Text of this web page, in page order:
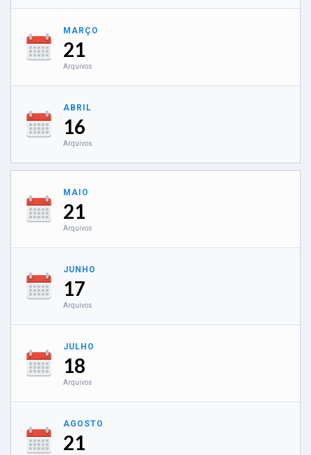
MARÇO
21
Arquivos
ABRIL
16
Arquivos
MAIO
21
Arquivos
JUNHO
17
Arquivos
JULHO
18
Arquivos
AGOSTO
21